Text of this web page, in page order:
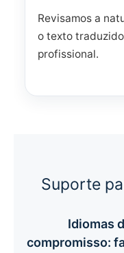
Revisamos a
o texto
profissional.
Suporte
Idiomas
compromisso: